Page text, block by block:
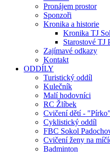
Pronájem prostor
Sponzoři
Kronika a historie
Kronika TJ
Starostové TJ
Zajímavé odkazy
Kontakt
ODDÍLY
Turistický oddíl
Kulečník
Malí hodovníci
RC Žlíbek
Cvičení dětí - "Pírko"
Cyklistický oddíl
FBC Sokol
Cvičení ženy na
Badminton